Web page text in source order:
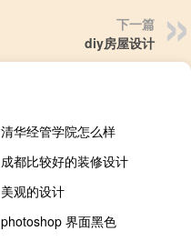
下一篇
diy房屋设计
清华经管学院怎么样
成都比较好的装修设计
美观的设计
photoshop 界面黑色